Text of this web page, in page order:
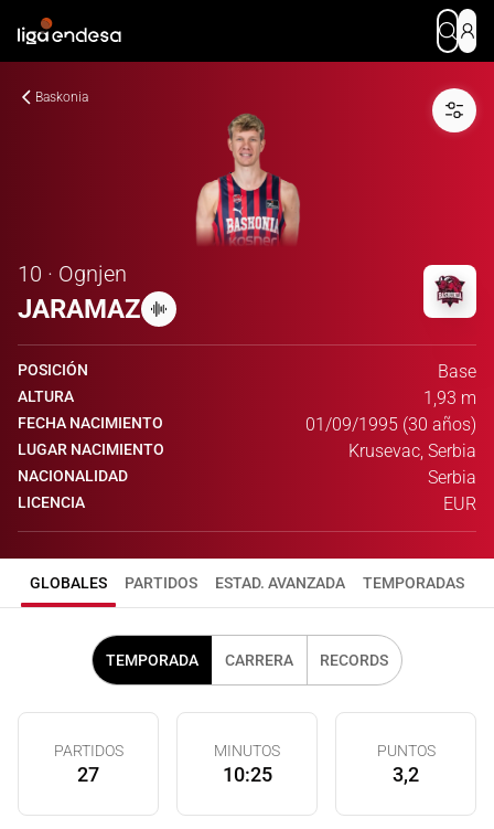
Baskonia
10 · Ognjen
JARAMAZ
POSICIÓN Base
ALTURA 1,93 m
FECHA NACIMIENTO 01/09/1995 (30 años)
LUGAR NACIMIENTO Krusevac, Serbia
NACIONALIDAD Serbia
LICENCIA EUR
GLOBALES PARTIDOS ESTAD. AVANZADA TEMPORADAS
TEMPORADA CARRERA RECORDS
PARTIDOS
27
MINUTOS
10:25
PUNTOS
3,2